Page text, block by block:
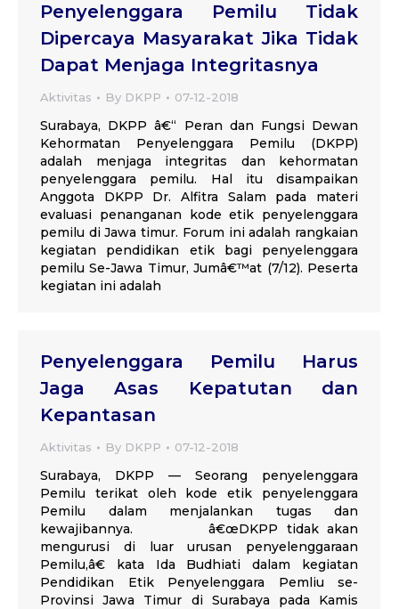
Penyelenggara Pemilu Tidak
Dipercaya Masyarakat Jika Tidak
Dapat Menjaga Integritasnya
Aktivitas By DKPP 07-12-2018
Surabaya, DKPP â€“ Peran dan Fungsi Dewan
Kehormatan Penyelenggara Pemilu (DKPP)
adalah menjaga integritas dan kehormatan
penyelenggara pemilu. Hal itu disampaikan
Anggota DKPP Dr. Alfitra Salam pada materi
evaluasi penanganan kode etik penyelenggara
pemilu di Jawa timur. Forum ini adalah rangkaian
kegiatan pendidikan etik bagi penyelenggara
pemilu Se-Jawa Timur, Jumâ€™at (7/12). Peserta
kegiatan ini adalah
Penyelenggara Pemilu Harus
Jaga Asas Kepatutan dan
Kepantasan
Aktivitas By DKPP 07-12-2018
Surabaya, DKPP — Seorang penyelenggara
Pemilu terikat oleh kode etik penyelenggara
Pemilu dalam menjalankan tugas dan
kewajibannya. â€œDKPP tidak akan
mengurusi di luar urusan penyelenggaraan
Pemilu,â€ kata Ida Budhiati dalam kegiatan
Pendidikan Etik Penyelenggara Pemliu se-
Provinsi Jawa Timur di Surabaya pada Kamis